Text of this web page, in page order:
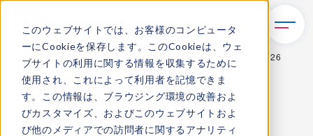
このウェブサイトでは、お客様のコンピュータ
ーにCookieを保存します。このCookieは、ウェ
ブサイトの利用に関する情報を収集するために
使用され、これによって利用者を記憶できま
す。この情報は、ブラウジング環境の改善およ
びカスタマイズ、およびこのウェブサイトおよ
び他のメディアでの訪問者に関するアナリティ
TOP レポート・ライブラリ 国内IT投資動向調査報告書2026
IT投資動向調査報告書